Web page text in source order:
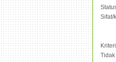
Sifat/